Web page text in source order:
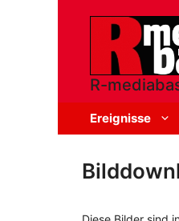
R-
Ereignisse